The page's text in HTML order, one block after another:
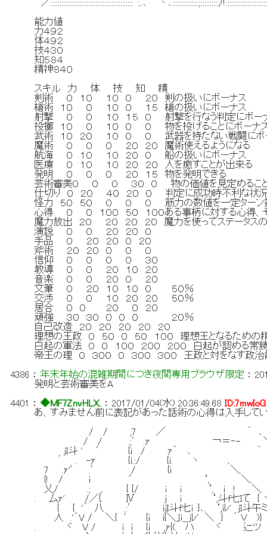
／::::::::::::::::::::::::::::::::::::::::::::::｀:..､ ｀丶､:::::::::::::::;::::::::::/
能力値
力４９２
体４９２
技４３０
知５８４
精神８４０
スキル 力 体 技 知 精
剣術 ０ １０ １０ ０ ２０ 剣の扱いにボー
槍術 １０ ０ １０ ０ １５ 槍の扱いにボー
射撃 ０ ０ １０ １５ ０ 射撃を行なう判定にボ
投擲 １０ ０ １０ ０ ０ 物を投げることにボ
武術 １０ ２０ １０ ０ ０ 武器を持たない戦闘に
魔術 ０ ０ ０ ２０ ２０ 魔術使えるようになる
航海 ０ １０ １０ ２０ ０ 船の扱いにボ
医療 ０ １０ １０ ２０ ２０ 人を癒すことが出
発明 ０ ０ ０ ２０ １５ 物を発
芸術審美０ ０ ０ ３０ ０ 物の価値を見定めること
仕切り ０ ２０ ４０ ２０ ０ 判定に成功時不利な状
怪力 ５０ ５０ ０ ０ ０ 筋力の数値を一定ターン数
心得 ０ ０ １００ ５０ １００ある事柄に対する心得、
魔力放出 ２０ ２０ ２０ ２０ 魔力を使ってステータス
演説 ０ ０ ２０ ２０ ０
手品 ０ ２０ ２０ ０ ２０
斧術 ２０ ２０ ０ ０ ０
信仰 ０ ０ ０ ０ ３０
教導 ０ ０ ２０ １０ ２０
音楽 ０ ０ ２０ ０ ２０
文筆 ０ ２０ １０ １０ ０ ５０％
交渉 ０ ０ １０ ２０ ２０ ５０％
居合 ０ ０ ２０ ０ ２０
頑強 ３０ ３０ ０ ０ ０ ２０％
自己改造 ２０ ２０ ２０ ２０ ２０
理想の王政 ０ ５０ ０ ５０ １００ 理想王となるための
白起の軍法 ０ ０ １００ ２００ ２００ 白起が認める常
帝王の理 ０ ３００ ０ ３００ ３００ 王政と対をなす政
4386 ：年末年始の混雑期間につき夜間専用ブラウザ限定 ：
発明と芸術審美をA
4401
：◆MF7ZnvHLX. ：2017/01/04(水) 20:36:49.68
あ、すみません前に表記があった話術の心得は入手し
/ / ,7 ／ ｀
/ / .;ﾞ .ｧ ￢＝‐- ＼ ￢
jI斗 ' ′ {i ./ ｧ´ ､ ｀ ､.
´ . -ｧ {i.:/ {i. ヽ 、 ＼
7 .ｧ'ﾞ .ﾞ / {i ＼.
{! / i ′ ‘, ＼.
乂/ .; ,. { {/ i i ‘, i .!
. 厶ｧ' /／{. Ⅳ j ｉ ‘,斗f七Iて
{ { '´ 八 .:′ ijI斗f七i :}､. ‘,iﾚ' jI斗午ミ
人 .'｀V / ＼{ ﾞ {i i{＼｣ｉ__jﾚ' ＼ } ´ Ｖ
. ヾ V / ｉ i {ｉ ,ｧ{( ハ ヾ 辷ツ 厶